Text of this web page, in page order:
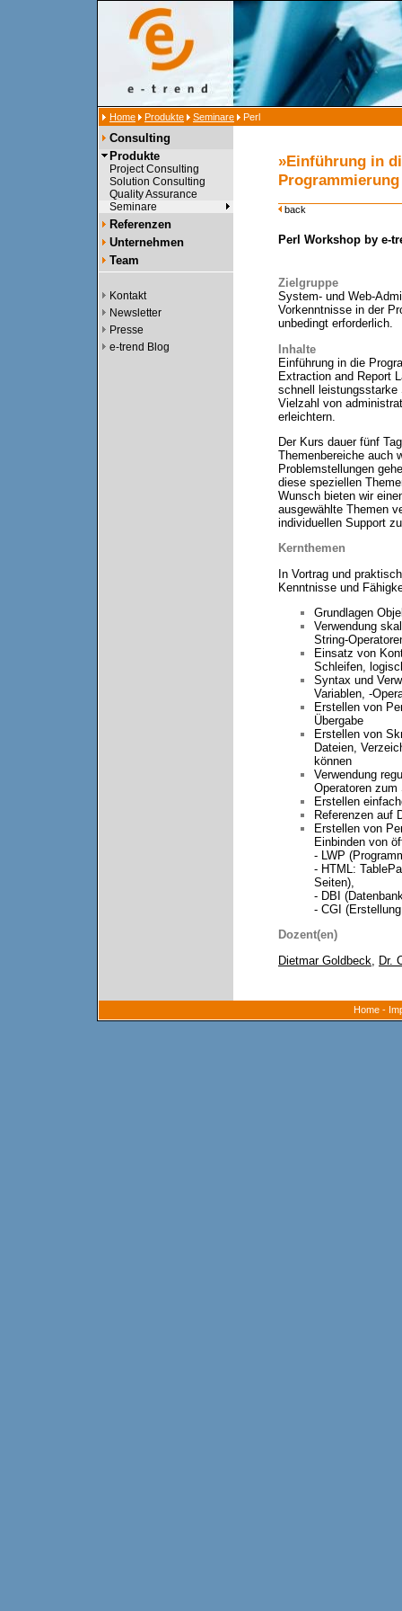
Home Produkte Seminare Perl
Consulting
Produkte
Project Consulting
Solution Consulting
Quality Assurance
Seminare
Referenzen
Unternehmen
Team
Kontakt
Newsletter
Presse
e-trend Blog
»Einführung in
back
Perl Workshop by e-
Zielgruppe
System- und Web-
Vorkenntnisse in der
unbedingt erforderlich.
Inhalte
Einführung in die
Extraction and Report
schnell leistungsstarke
Vielzahl von
erleichtern.
Der Kurs dauer fünf
Themenbereiche auch
Problemstellungen
diese speziellen
Wunsch bieten wir
ausgewählte Themen
individuellen Support
Kernthemen
In Vortrag und
Kenntnisse und
Grundlagen
Verwendung
String-
Einsatz von
Schleifen,
Syntax und
Variablen, -
Erstellen von
Übergabe
Erstellen von
Dateien,
können
Verwendung
Operatoren
Erstellen
Referenzen auf
Erstellen von
Einbinden von
- LWP
- HTML:
Seiten),
- DBI
- CGI
Dozent(en)
Dietmar Goldbeck
Dr.
Home-